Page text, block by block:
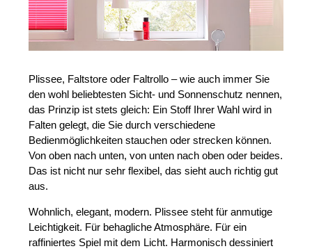
Plissee, Faltstore oder Faltrollo – wie auch immer Sie
den wohl beliebtesten Sicht- und Sonnenschutz nennen,
das Prinzip ist stets gleich: Ein Stoff Ihrer Wahl wird in
Falten gelegt, die Sie durch verschiedene
Bedienmöglichkeiten stauchen oder strecken können.
Von oben nach unten, von unten nach oben oder beides.
Das ist nicht nur sehr flexibel, das sieht auch richtig gut
aus.
Wohnlich, elegant, modern. Plissee steht für anmutige
Leichtigkeit. Für behagliche Atmosphäre. Für ein
raffiniertes Spiel mit dem Licht. Harmonisch dessiniert